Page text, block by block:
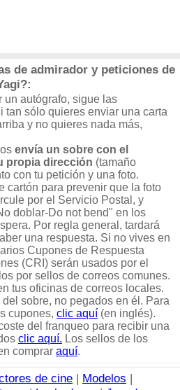
de admirador y peticiones de
un autógrafo, sigue las
tan sólo quieres enviar una carta
y no quieres nada más,
envía un sobre con el
propia dirección (tamaño
con tu petición y una foto.
cartón para prevenir que la foto
por el Servicio Postal, y
doblar-Do not bend" en los
Por regla general, tardará
una respuesta. Si no vives en
Cupones de Respuesta
(CRI) serán usados por el
por sellos de correos comunes.
tus oficinas de correos locales.
sobre, no pegados en él. Para
cupones, clic aquí (en inglés).
del franqueo para recibir una
clic aquí. Los sellos de los
comprar aquí.
de cine | Modelos |